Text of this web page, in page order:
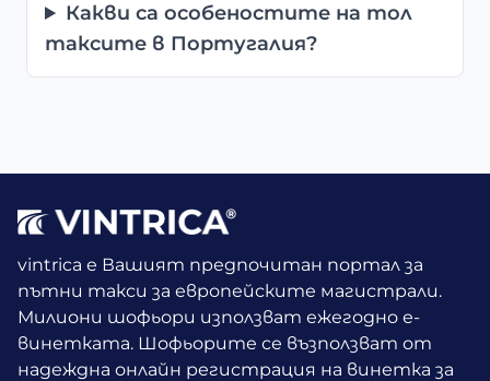
Какви са особеностите на тол
таксите в Португалия?
vintrica е Вашият предпочитан портал за
пътни такси за европейските магистрали.
Милиони шофьори използват ежегодно е-
винетката. Шофьорите се възползват от
надеждна онлайн регистрация на винетка за